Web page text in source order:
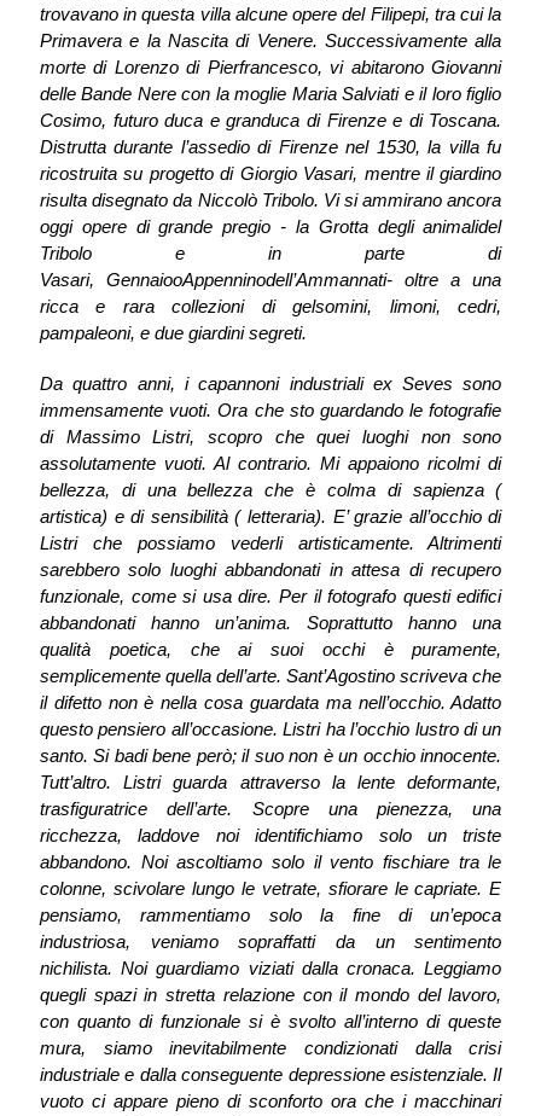
trovavano in questa villa alcune opere del Filipepi, tra cui la
Primavera e la Nascita di Venere. Successivamente alla
morte di Lorenzo di Pierfrancesco, vi abitarono Giovanni
delle Bande Nere con la moglie Maria Salviati e il loro figlio
Cosimo, futuro duca e granduca di Firenze e di Toscana.
Distrutta durante l’assedio di Firenze nel 1530, la villa fu
ricostruita su progetto di Giorgio Vasari, mentre il giardino
risulta disegnato da Niccolò Tribolo. Vi si ammirano ancora
oggi opere di grande pregio - la Grotta degli animalidel
Tribolo e in parte di
Vasari,GennaiooAppenninodell’Ammannati- oltre a una
ricca e rara collezioni di gelsomini, limoni, cedri,
pampaleoni, e due giardini segreti.
Da quattro anni, i capannoni industriali ex Seves sono
immensamente vuoti. Ora che sto guardando le fotografie
di Massimo Listri, scopro che quei luoghi non sono
assolutamente vuoti. Al contrario. Mi appaiono ricolmi di
bellezza, di una bellezza che è colma di sapienza (
artistica) e di sensibilità ( letteraria). E’ grazie all’occhio di
Listri che possiamo vederli artisticamente. Altrimenti
sarebbero solo luoghi abbandonati in attesa di recupero
funzionale, come si usa dire. Per il fotografo questi edifici
abbandonati hanno un’anima. Soprattutto hanno una
qualità poetica, che ai suoi occhi è puramente,
semplicemente quella dell’arte. Sant’Agostino scriveva che
il difetto non è nella cosa guardata ma nell’occhio. Adatto
questo pensiero all’occasione. Listri ha l’occhio lustro di un
santo. Si badi bene però; il suo non è un occhio innocente.
Tutt’altro. Listri guarda attraverso la lente deformante,
trasfiguratrice dell’arte. Scopre una pienezza, una
ricchezza, laddove noi identifichiamo solo un triste
abbandono. Noi ascoltiamo solo il vento fischiare tra le
colonne, scivolare lungo le vetrate, sfiorare le capriate. E
pensiamo, rammentiamo solo la fine di un’epoca
industriosa, veniamo sopraffatti da un sentimento
nichilista. Noi guardiamo viziati dalla cronaca. Leggiamo
quegli spazi in stretta relazione con il mondo del lavoro,
con quanto di funzionale si è svolto all’interno di queste
mura, siamo inevitabilmente condizionati dalla crisi
industriale e dalla conseguente depressione esistenziale. Il
vuoto ci appare pieno di sconforto ora che i macchinari